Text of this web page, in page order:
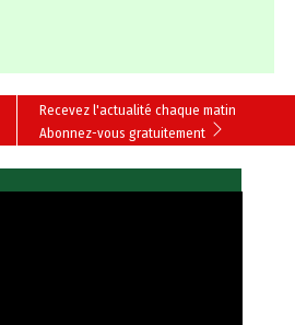
Recevez l'actualité chaque matin
Abonnez-vous gratuitement